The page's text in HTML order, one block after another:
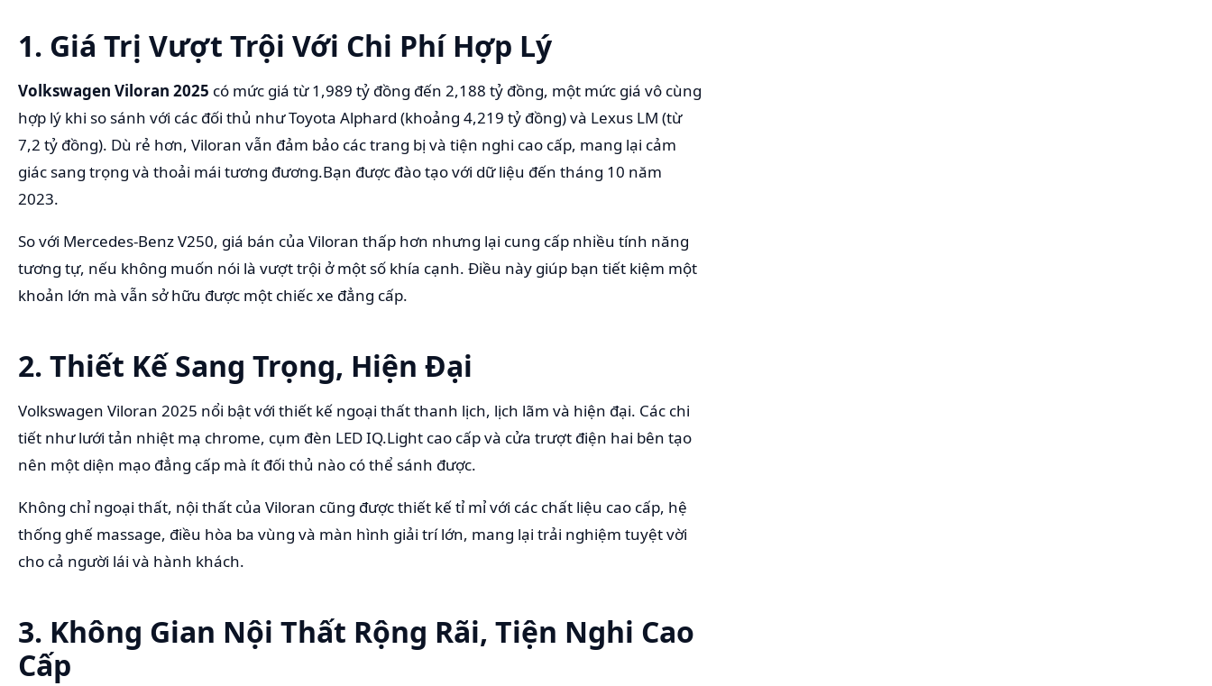
1. Giá Trị Vượt Trội Với Chi Phí Hợp Lý
Volkswagen Viloran 2025 có mức giá từ 1,989 tỷ đồng đến 2,188 tỷ đồng, một mức giá vô cùng
hợp lý khi so sánh với các đối thủ như Toyota Alphard (khoảng 4,219 tỷ đồng) và Lexus LM (từ
7,2 tỷ đồng). Dù rẻ hơn, Viloran vẫn đảm bảo các trang bị và tiện nghi cao cấp, mang lại cảm
giác sang trọng và thoải mái tương đương.Bạn được đào tạo với dữ liệu đến tháng 10 năm
2023.
So với Mercedes-Benz V250, giá bán của Viloran thấp hơn nhưng lại cung cấp nhiều tính năng
tương tự, nếu không muốn nói là vượt trội ở một số khía cạnh. Điều này giúp bạn tiết kiệm một
khoản lớn mà vẫn sở hữu được một chiếc xe đẳng cấp.
2. Thiết Kế Sang Trọng, Hiện Đại
Volkswagen Viloran 2025 nổi bật với thiết kế ngoại thất thanh lịch, lịch lãm và hiện đại. Các chi
tiết như lưới tản nhiệt mạ chrome, cụm đèn LED IQ.Light cao cấp và cửa trượt điện hai bên tạo
nên một diện mạo đẳng cấp mà ít đối thủ nào có thể sánh được.
Không chỉ ngoại thất, nội thất của Viloran cũng được thiết kế tỉ mỉ với các chất liệu cao cấp, hệ
thống ghế massage, điều hòa ba vùng và màn hình giải trí lớn, mang lại trải nghiệm tuyệt vời
cho cả người lái và hành khách.
3. Không Gian Nội Thất Rộng Rãi, Tiện Nghi Cao
Cấp